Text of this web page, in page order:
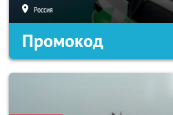
Россия
Промокод